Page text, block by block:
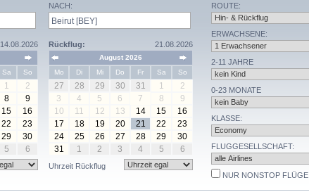
14.08.2026
Sa So
1
2
8
9
15
16
22
23
29
30
5 6
NACH:
Rückflug: 21.08.2026
August 2026
Mo
Di Mi Do Fr Sa So
27 28 29 30 31 1
2
3
4 5 6 7 8
9
10
11 12 13 14 15
16
17
18 19 20 21 22
23
24
25 26 27 28 29
30
31
1 2 3 4 5 6
Uhrzeit Rückflug
ROUTE:
ERWACHSENE:
2-11 JAHRE
0-23 MONATE
KLASSE:
FLUGGESELLSCHAFT:
NUR NONSTOP FLÜGE